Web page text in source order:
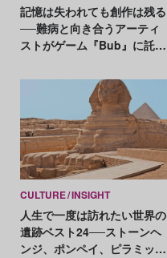
記憶は失われても創作は残る
──難病と向き合うアーティ
ストがゲーム『Bub』に託し
CULTURE INSIGHT
人生で一度は訪れたい世界の
遺跡ベスト24──ストーンヘ
ンジ、ポンペイ、ピラミッ